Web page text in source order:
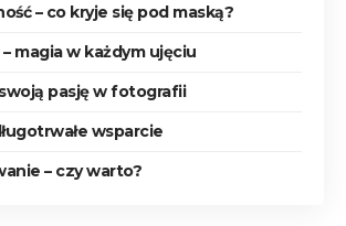
– co kryje się pod maską?
magia w każdym ujęciu
pasję w fotografii
wsparcie
– czy warto?